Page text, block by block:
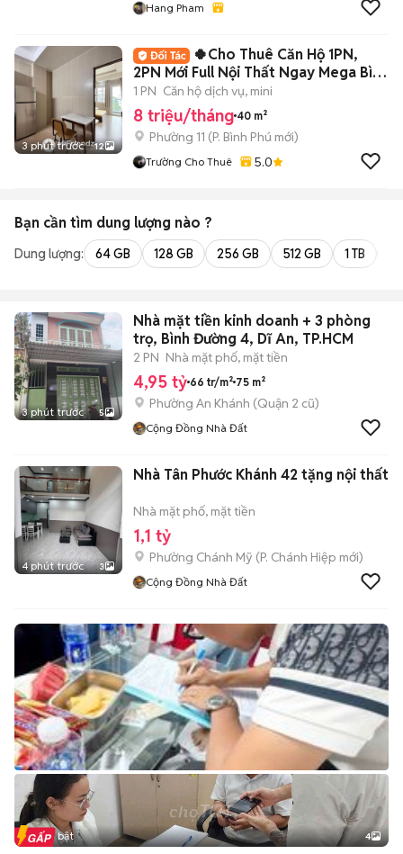
Hang Pham
3 phút trước 12
🍀Cho Thuê Căn Hộ 1PN,
2PN Mới Full Nội Thất Ngay Mega Bình
Phú- Q6🍀
1 PN Căn hộ dịch vụ, mini
8 triệu/tháng 40 m²
Phường 11 (P. Bình Phú mới)
Trường Cho Thuê 5.0
Bạn cần tìm dung lượng nào ?
Dung lượng: 64 GB 128 GB 256 GB 512 GB 1 TB
3 phút trước 5
Nhà mặt tiền kinh doanh + 3 phòng
trọ, Bình Đường 4, Dĩ An, TP.HCM
2 PN Nhà mặt phố, mặt tiền
4,95 tỷ 66 tr/m² 75 m²
Phường An Khánh (Quận 2 cũ)
Cộng Đồng Nhà Đất
4 phút trước 3
Nhà Tân Phước Khánh 42 tặng nội thất
Nhà mặt phố, mặt tiền
1,1 tỷ
Phường Chánh Mỹ (P. Chánh Hiệp mới)
Cộng Đồng Nhà Đất
Tin nổi bật 4